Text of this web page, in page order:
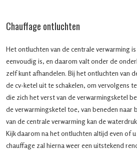
Chauffage ontluchten
Het ontluchten van de centrale verwarming
eenvoudig is, en daarom valt onder de
zelf kunt afhandelen. Bij het ontluchten van
de cv-ketel uit te schakelen, om vervolgens
die zich het verst van de verwarmingsketel
de verwarmingsketel toe, van beneden naar
van de centrale verwarming kan de
Kijk daarom na het ontluchten altijd even of
chauffage zal hierna weer een uitstekend